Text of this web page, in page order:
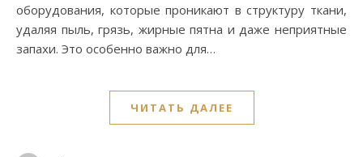
оборудования, которые проникают в структуру ткани,
удаляя пыль, грязь, жирные пятна и даже неприятные
запахи. Это особенно важно для…
ЧИТАТЬ ДАЛЕЕ